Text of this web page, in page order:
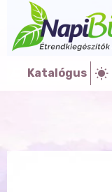
Katalógus